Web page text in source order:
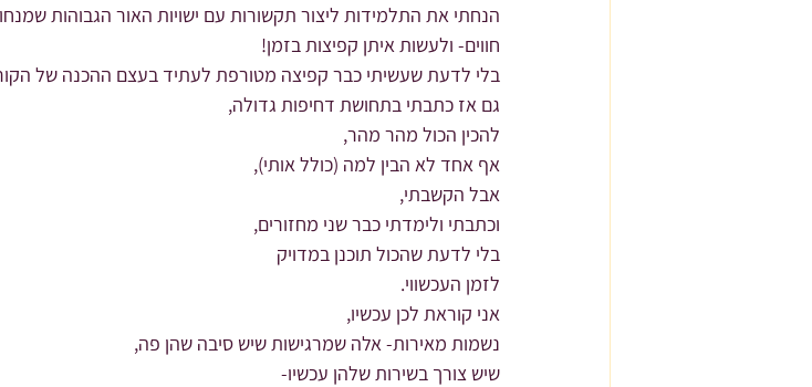
הנחתי את התלמידות ליצור תקשורות עם ישויות האור הגבוהות
חווים- ולעשות איתן קפיצות בזמן!
בלי לדעת שעשיתי כבר קפיצה מטורפת לעתיד בעצם ההכנה של
גם אז כתבתי בתחושת דחיפות גדולה,
להכין הכול מהר מהר,
אף אחד לא הבין למה (כולל אותי),
אבל הקשבתי,
וכתבתי ולימדתי כבר שני מחזורים,
בלי לדעת שהכול תוכנן במדויק
לזמן העכשווי.
אני קוראת לכן עכשיו,
נשמות מאירות- אלה שמרגישות שיש סיבה שהן פה,
שיש צורך בשירות שלהן עכשיו-